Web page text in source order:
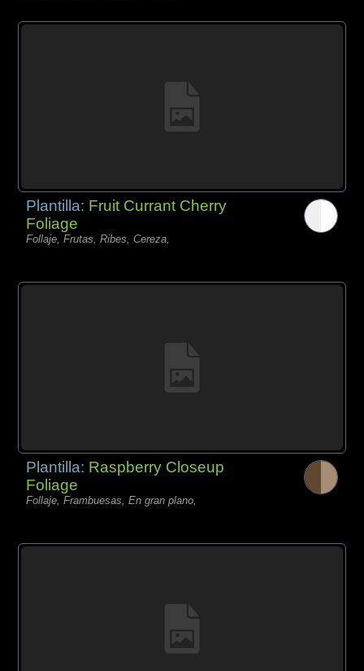
Plantilla: Fruit Currant Cherry
Foliage
Follaje, Frutas, Ribes, Cereza,
Plantilla: Raspberry Closeup
Foliage
Follaje, Frambuesas, En gran plano,